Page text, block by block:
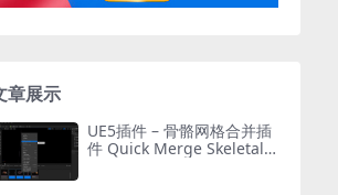
章展示
UE5插件 – 骨骼网格合并插
件 Quick Merge Skeletal